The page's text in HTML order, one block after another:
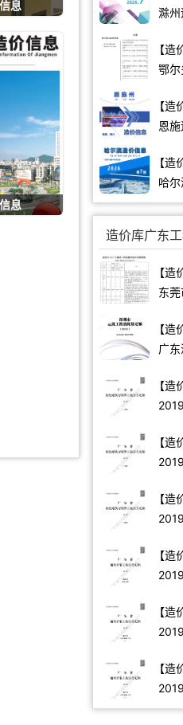
息
息
滁
【造
鄂
【造
恩
【造
哈
造价库广东
【造
东
【造
广
【造
【造
【造
【造
【造
【造
C.8